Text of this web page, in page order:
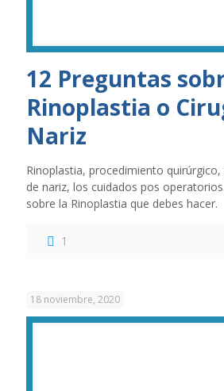
12 Preguntas
Rinoplastia o
Nariz
Rinoplastia, procedimiento
de nariz, los cuidados pos
sobre la Rinoplastia que debes hacer.
1
18 noviembre, 2020